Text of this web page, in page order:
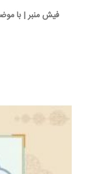
فیش منبر | با